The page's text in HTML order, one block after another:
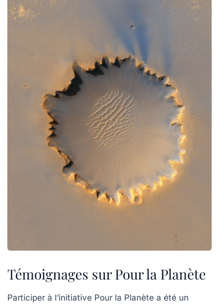
Témoignages sur Pour la Planète
Participer à l’initiative Pour la Planète a été un